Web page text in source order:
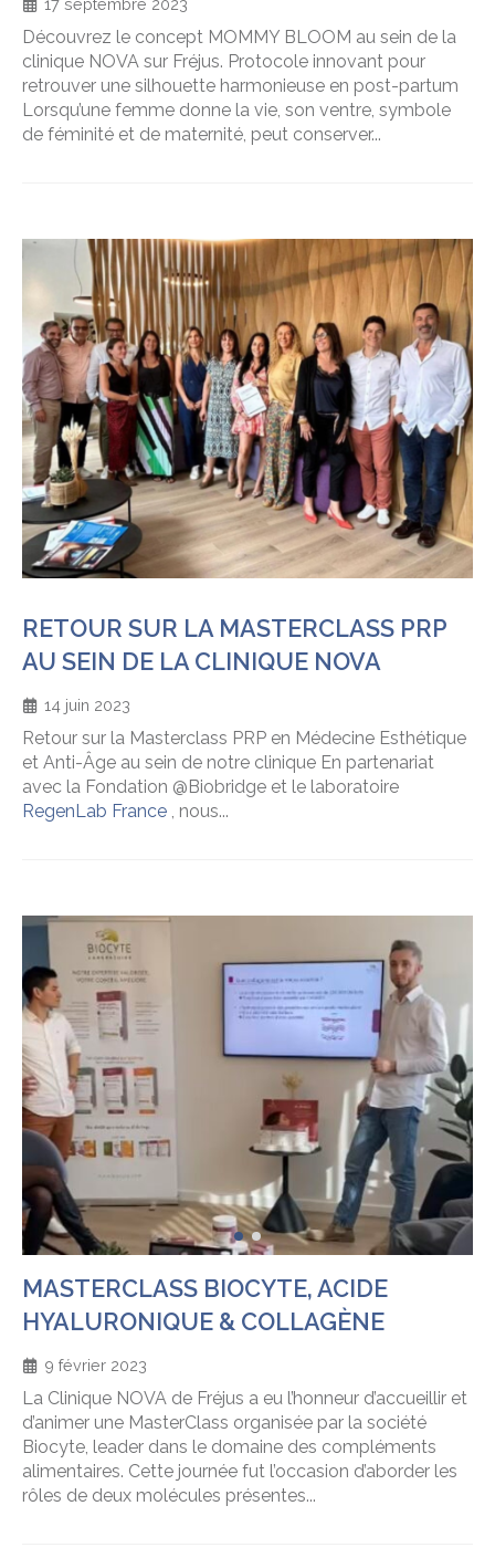
17 septembre 2023
Découvrez le concept MOMMY BLOOM au sein de la
clinique NOVA sur Fréjus. Protocole innovant pour
retrouver une silhouette harmonieuse en post-partum
Lorsqu’une femme donne la vie, son ventre, symbole
de féminité et de maternité, peut conserver...
RETOUR SUR LA MASTERCLASS PRP
AU SEIN DE LA CLINIQUE NOVA
14 juin 2023
Retour sur la Masterclass PRP en Médecine Esthétique
et Anti-Âge au sein de notre clinique En partenariat
avec la Fondation @Biobridge et le laboratoire
RegenLab France , nous...
MASTERCLASS BIOCYTE, ACIDE
HYALURONIQUE & COLLAGÈNE
9 février 2023
La Clinique NOVA de Fréjus a eu l’honneur d’accueillir et
d’animer une MasterClass organisée par la société
Biocyte, leader dans le domaine des compléments
alimentaires. Cette journée fut l’occasion d’aborder les
rôles de deux molécules présentes...